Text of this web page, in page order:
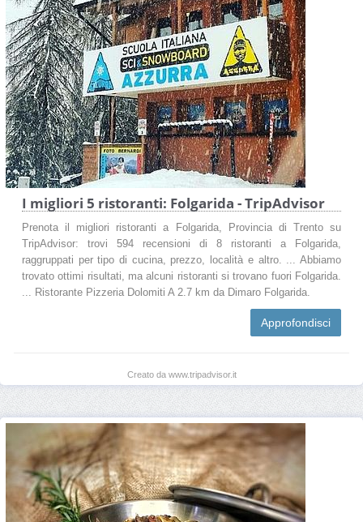
I migliori 5 ristoranti: Folgarida - TripAdvisor
Prenota il migliori ristoranti a Folgarida, Provincia di Trento su
TripAdvisor: trovi 594 recensioni di 8 ristoranti a Folgarida,
raggruppati per tipo di cucina, prezzo, località e altro. ... Abbiamo
trovato ottimi risultati, ma alcuni ristoranti si trovano fuori Folgarida.
... Ristorante Pizzeria Dolomiti A 2.7 km da Dimaro Folgarida.
Approfondisci
Creato da www.tripadvisor.it